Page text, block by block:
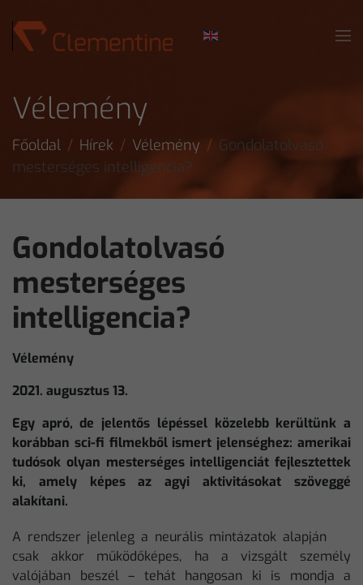
Skip to main content
Vélemény
Főoldal Hírek Vélemény
Gondolatolvasó
mesterséges intelligencia?
Gondolatolvasó
mesterséges
intelligencia?
Vélemény
2021. augusztus 13.
Egy apró, de jelentős lépéssel közelebb kerültünk a
korábban sci-fi filmekből ismert jelenséghez: amerikai
tudósok olyan mesterséges intelligenciát fejlesztettek
ki, amely képes az agyi aktivitásokat szöveggé
alakítani.
A rendszer jelenleg a neurális mintázatok alapján
csak akkor működőképes, ha a vizsgált személy
valójában beszél – tehát hangosan ki is mondja a